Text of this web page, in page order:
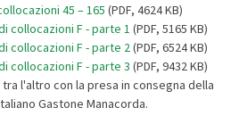
45 – 165 (PDF, 4624 KB)
collocazioni F - parte 1 (PDF, 5165 KB)
collocazioni F - parte 2(PDF, 6524 KB)
collocazioni F - parte 3 (PDF, 9432 KB)
l'altro con la presa in consegna della
Gastone Manacorda.